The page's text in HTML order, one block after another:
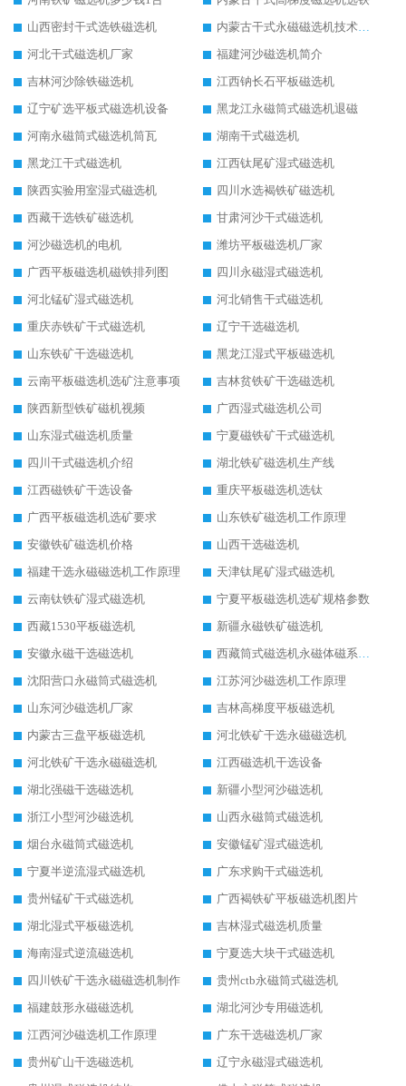
山西密封干式选铁磁选机
内蒙古干式永磁磁选机技术要求
河北干式磁选机厂家
福建河沙磁选机简介
吉林河沙除铁磁选机
江西钠长石平板磁选机
辽宁矿选平板式磁选机设备
黑龙江永磁筒式磁选机退磁
河南永磁筒式磁选机筒瓦
湖南干式磁选机
黑龙江干式磁选机
江西钛尾矿湿式磁选机
陕西实验用室湿式磁选机
四川水选褐铁矿磁选机
西藏干选铁矿磁选机
甘肃河沙干式磁选机
河沙磁选机的电机
潍坊平板磁选机厂家
广西平板磁选机磁铁排列图
四川永磁湿式磁选机
河北锰矿湿式磁选机
河北销售干式磁选机
重庆赤铁矿干式磁选机
辽宁干选磁选机
山东铁矿干选磁选机
黑龙江湿式平板磁选机
云南平板磁选机选矿注意事项
吉林贫铁矿干选磁选机
陕西新型铁矿磁机视频
广西湿式磁选机公司
山东湿式磁选机质量
宁夏磁铁矿干式磁选机
四川干式磁选机介绍
湖北铁矿磁选机生产线
江西磁铁矿干选设备
重庆平板磁选机选钛
广西平板磁选机选矿要求
山东铁矿磁选机工作原理
安徽铁矿磁选机价格
山西干选磁选机
福建干选永磁磁选机工作原理
天津钛尾矿湿式磁选机
云南钛铁矿湿式磁选机
宁夏平板磁选机选矿规格参数
西藏1530平板磁选机
新疆永磁铁矿磁选机
安徽永磁干选磁选机
西藏筒式磁选机永磁体磁系设计
沈阳营口永磁筒式磁选机
江苏河沙磁选机工作原理
山东河沙磁选机厂家
吉林高梯度平板磁选机
内蒙古三盘平板磁选机
河北铁矿干选永磁磁选机
河北铁矿干选永磁磁选机
江西磁选机干选设备
湖北强磁干选磁选机
新疆小型河沙磁选机
浙江小型河沙磁选机
山西永磁筒式磁选机
烟台永磁筒式磁选机
安徽锰矿湿式磁选机
宁夏半逆流湿式磁选机
广东求购干式磁选机
贵州锰矿干式磁选机
广西褐铁矿平板磁选机图片
湖北湿式平板磁选机
吉林湿式磁选机质量
海南湿式逆流磁选机
宁夏选大块干式磁选机
四川铁矿干选永磁磁选机制作
贵州ctb永磁筒式磁选机
福建鼓形永磁磁选机
湖北河沙专用磁选机
江西河沙磁选机工作原理
广东干选磁选机厂家
贵州矿山干选磁选机
辽宁永磁湿式磁选机